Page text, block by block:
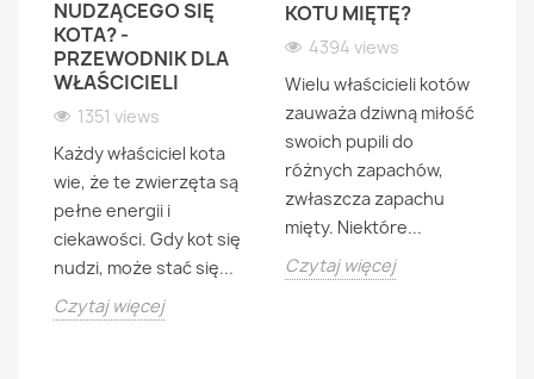
NUDZĄCEGO SIĘ
KOTA? -
PRZEWODNIK DLA
WŁAŚCICIELI
1351 views
Każdy właściciel kota
wie, że te zwierzęta są
pełne energii i
ciekawości. Gdy kot się
nudzi, może stać się...
Czytaj więcej
KOTU MIĘTĘ?
4394 views
Wielu właścicieli kotów
zauważa dziwną miłość
swoich pupili do
różnych zapachów,
zwłaszcza zapachu
mięty. Niektóre...
Czytaj więcej